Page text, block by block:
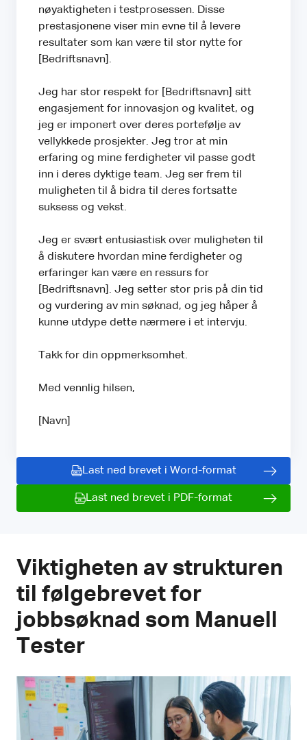
nøyaktigheten i testprosessen. Disse
prestasjonene viser min evne til å levere
resultater som kan være til stor nytte for
[Bedriftsnavn].
Jeg har stor respekt for [Bedriftsnavn] sitt
engasjement for innovasjon og kvalitet, og
jeg er imponert over deres portefølje av
vellykkede prosjekter. Jeg tror at min
erfaring og mine ferdigheter vil passe godt
inn i deres dyktige team. Jeg ser frem til
muligheten til å bidra til deres fortsatte
suksess og vekst.
Jeg er svært entusiastisk over muligheten til
å diskutere hvordan mine ferdigheter og
erfaringer kan være en ressurs for
[Bedriftsnavn]. Jeg setter stor pris på din tid
og vurdering av min søknad, og jeg håper å
kunne utdype dette nærmere i et intervju.
Takk for din oppmerksomhet.
Med vennlig hilsen,
[Navn]
Last ned brevet i Word-format
Last ned brevet i PDF-format
Viktigheten av strukturen
til følgebrevet for
jobbsøknad som Manuell
Tester